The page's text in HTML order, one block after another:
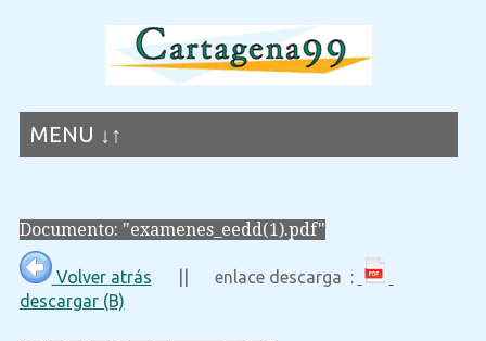
MENU ↓↑
Documento: "examenes_eedd(1).pdf"
Volver atrás || enlace descarga :
descargar (B)